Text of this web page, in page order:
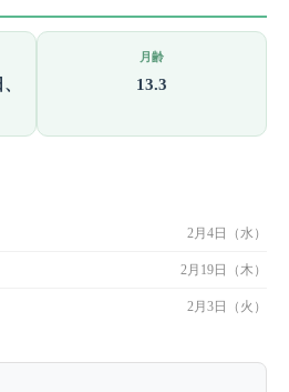
月齢
13.3
2月4日（水）
2月19日（木）
2月3日（火）